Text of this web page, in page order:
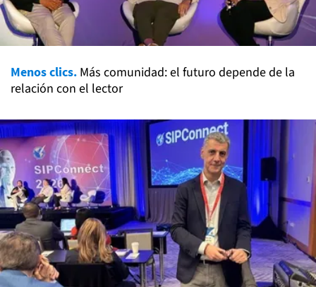
Menos clics. Más comunidad: el futuro depende de la
relación con el lector